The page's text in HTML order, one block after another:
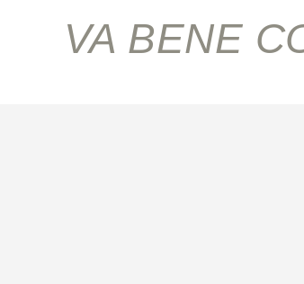
VA BENE